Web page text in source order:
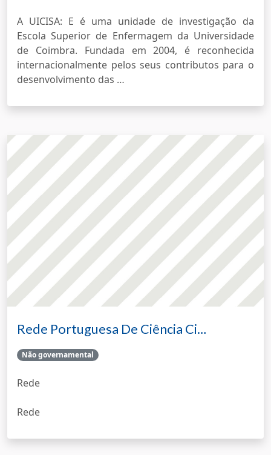
A UICISA: E é uma unidade de investigação da
Escola Superior de Enfermagem da Universidade
de Coimbra. Fundada em 2004, é reconhecida
internacionalmente pelos seus contributos para o
desenvolvimento das …
Rede Portuguesa De Ciência Ci…
Não governamental
Rede
Rede